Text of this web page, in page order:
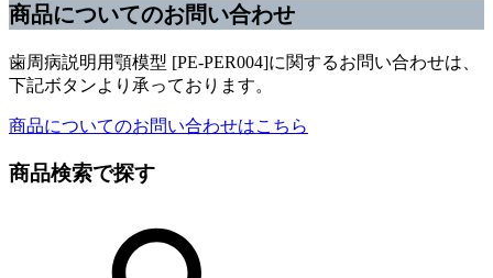
商品についてのお問い合わせ
歯周病説明用顎模型 [PE-PER004]に関するお問い合わせは、
下記ボタンより承っております。
商品についてのお問い合わせはこちら
商品検索で探す